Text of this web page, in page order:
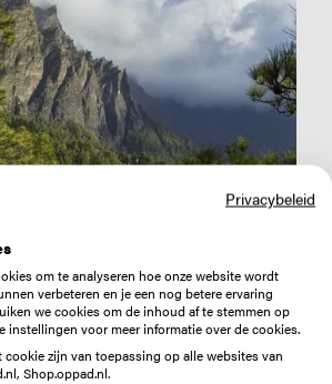
je lijstje: de Caldera de Taburiente,
dat de thuishaven is van een van de
Privacybeleid
om te analyseren hoe onze website wordt
verbeteren en je een nog betere ervaring
we cookies om de inhoud af te stemmen op
instellingen voor meer informatie over de cookies.
zijn van toepassing op alle websites van
Shop.oppad.nl.